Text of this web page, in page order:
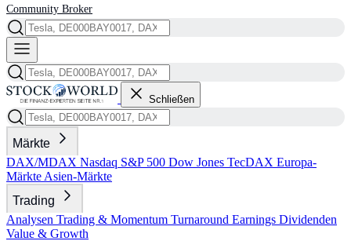
Community Broker
Schließen
Märkte
DAX/MDAX Nasdaq S&P 500 Dow Jones TecDAX Europa-
Märkte Asien-Märkte
Trading
Analysen Trading & Momentum Turnaround Earnings Dividenden
Value & Growth